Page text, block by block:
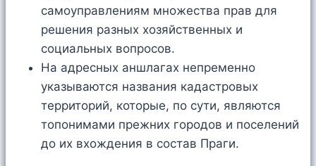
самоуправлениям множества прав для
решения разных хозяйственных и
социальных вопросов.
На адресных аншлагах непременно
указываются названия кадастровых
территорий, которые, по сути, являются
топонимами прежних городов и поселений
до их вхождения в состав Праги.